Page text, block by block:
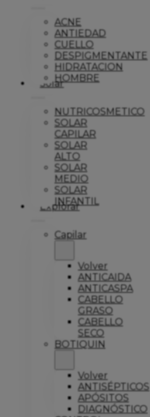
ACNE
ANTIEDAD
CUELLO
DESPIGMENTANTE
HIDRATACION
HOMBRE
Solar
NUTRICOSMETICO
SOLAR
CAPILAR
SOLAR
ALTO
SOLAR
MEDIO
SOLAR
INFANTIL
Explorar
Capilar
Volver
ANTICAIDA
ANTICASPA
CABELLO
GRASO
CABELLO
SECO
BOTIQUIN
Volver
ANTISÉPTICOS
APÓSITOS
DIAGNÓSTICO